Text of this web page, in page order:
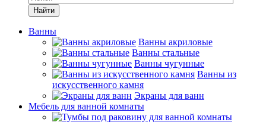
Найти
Ванны
Ванны акриловые
Ванны стальные
Ванны чугунные
Ванны из
искусственного камня
Экраны для ванн
Мебель для ванной комнаты